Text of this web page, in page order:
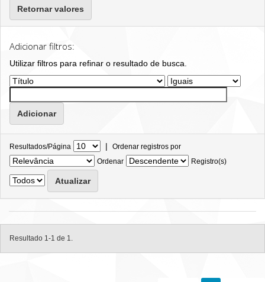
Retornar valores
Adicionar filtros:
Utilizar filtros para refinar o resultado de busca.
Resultados/Página | Ordenar registros por
Ordenar
Registro(s)
Resultado 1-1 de 1.